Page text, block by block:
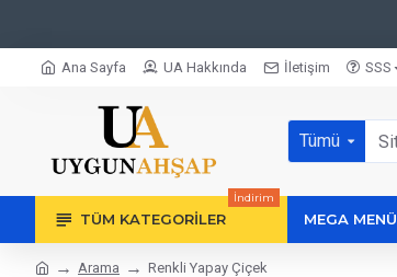
Ana Sayfa UA Hakkında İletişim SSS
Tümü
TÜM KATEGORILER
İndirim
MEGA MENÜ
Arama Renkli Yapay Çiçek